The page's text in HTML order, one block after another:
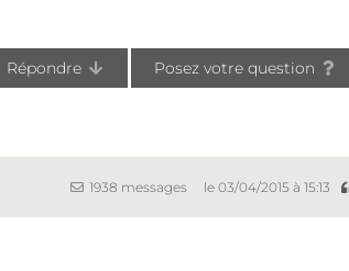
Répondre Posez votre question
1938 messages le 03/04/2015 à 15:13